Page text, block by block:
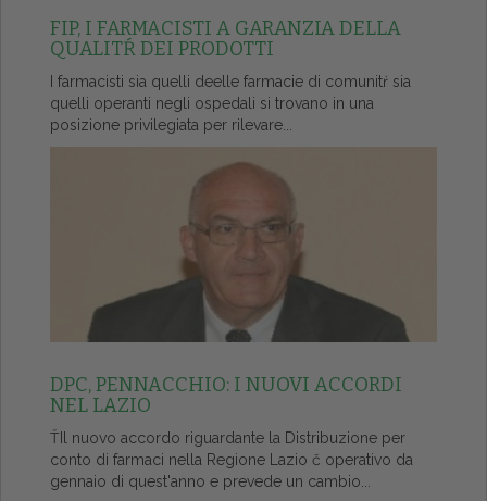
FIP, I FARMACISTI A GARANZIA DELLA
QUALITŔ DEI PRODOTTI
I farmacisti sia quelli deelle farmacie di comunitŕ sia
quelli operanti negli ospedali si trovano in una
posizione privilegiata per rilevare...
DPC, PENNACCHIO: I NUOVI ACCORDI
NEL LAZIO
ŤIl nuovo accordo riguardante la Distribuzione per
conto di farmaci nella Regione Lazio č operativo da
gennaio di quest'anno e prevede un cambio...